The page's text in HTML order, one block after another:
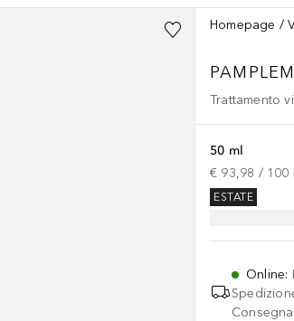
Homepage
Trattamento
50 ml
€ 93,98 / 100
ESTATE
Online: